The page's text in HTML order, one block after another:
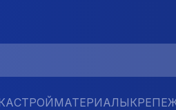
СТРОЙМАТЕРИАЛЫ